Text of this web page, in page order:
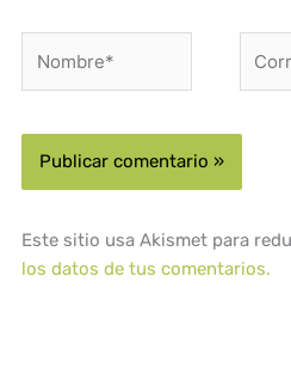
Este sitio usa Akismet para
los datos de tus comentarios.